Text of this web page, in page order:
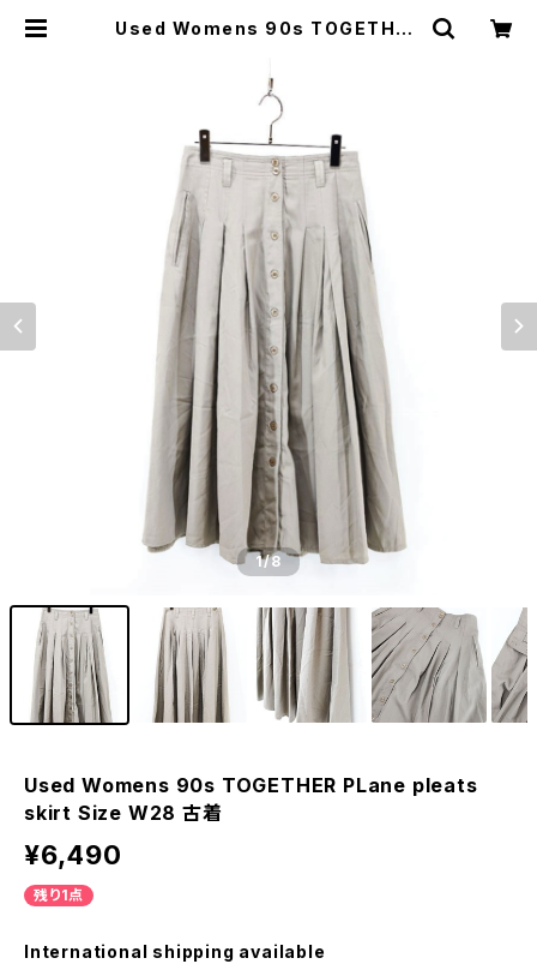
Used Womens 90s TOGETHER
re
1/8
Used Womens 90s TOGETHER PLane pleats
skirt Size W28 古着
¥6,490
残り1点
International shipping available